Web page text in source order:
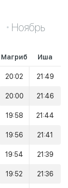
Ноябрь
Магриб Иша
20:02 21:49
20:00 21:46
19:58 21:44
19:56 21:41
19:54 21:39
19:52 21:36